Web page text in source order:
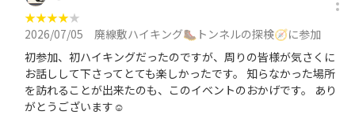
★★★★★
2026/07/05
廃線敷ハイキング🥾トンネルの探検🧭に参加
初参加、初ハイキングだったのですが、周りの皆様が気さくに
お話しして下さってとても楽しかったです。 知らなかった場所
を訪れることが出来たのも、このイベントのおかげです。 あり
がとうございます☺